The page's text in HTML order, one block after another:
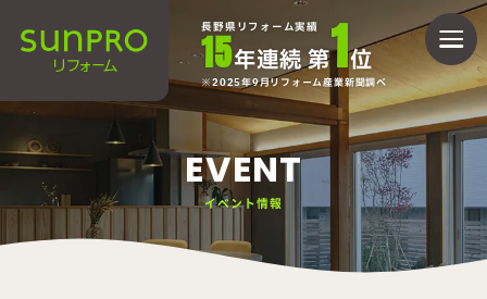
長野県リフォーム実績
15年連続 第1位
2025年9月リフォーム産業新聞調べ
EVENT
イベント情報